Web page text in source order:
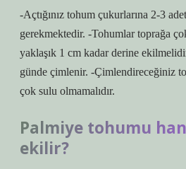
-Açtığınız tohum çukurlarına 2-3
gerekmektedir. -Tohumlar toprağa
yaklaşık 1 cm kadar derine
günde çimlenir. -Çimlendireceğiniz
çok sulu olmamalıdır.
Palmiye tohumu
ekilir?